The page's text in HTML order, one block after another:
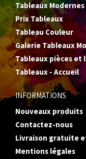
Tableaux
Prix Tableaux
Tableau Couleur
Galerie Tableaux
Tableaux pièces et
Tableaux - Accueil
INFORMATIONS
Nouveaux produits
Contactez-nous
Livraison gratuite
Mentions légales